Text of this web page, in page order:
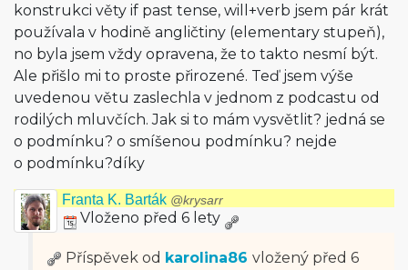
konstrukci věty if past tense, will+verb jsem pár krát
používala v hodině angličtiny (elementary stupeň),
no byla jsem vždy opravena, že to takto nesmí být.
Ale přišlo mi to proste přirozené. Teď jsem výše
uvedenou větu zaslechla v jednom z podcastu od
rodilých mluvčích. Jak si to mám vysvětlit? jedná se
o podmínku? o smíšenou podmínku? nejde
o podmínku?díky
Franta K. Barták @krysarr
Vloženo před 6 lety
Příspěvek od karolina86 vložený před 6